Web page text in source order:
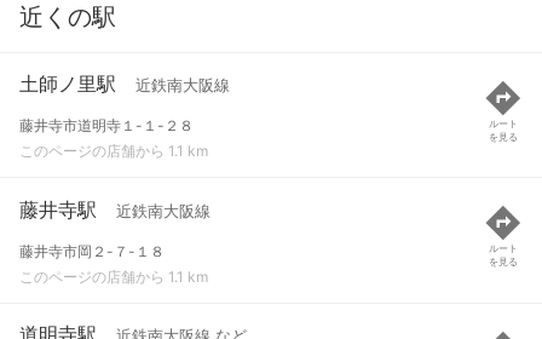
近くの駅
土師ノ里駅 近鉄南大阪線
藤井寺市道明寺１-１-２８
このページの店舗から 1.1 km
ルート
を見る
藤井寺駅 近鉄南大阪線
藤井寺市岡２-７-１８
このページの店舗から 1.1 km
ルート
を見る
道明寺駅